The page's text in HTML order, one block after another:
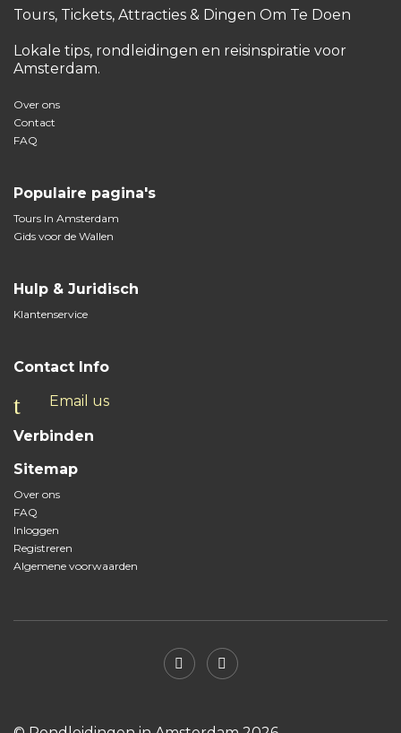
Tours, Tickets, Attracties & Dingen Om Te Doen
Lokale tips, rondleidingen en reisinspiratie voor
Amsterdam.
Over ons
Contact
FAQ
Populaire pagina's
Tours In Amsterdam
Gids voor de Wallen
Hulp & Juridisch
Klantenservice
Contact Info
Email us
Verbinden
Sitemap
Over ons
FAQ
Inloggen
Registreren
Algemene voorwaarden